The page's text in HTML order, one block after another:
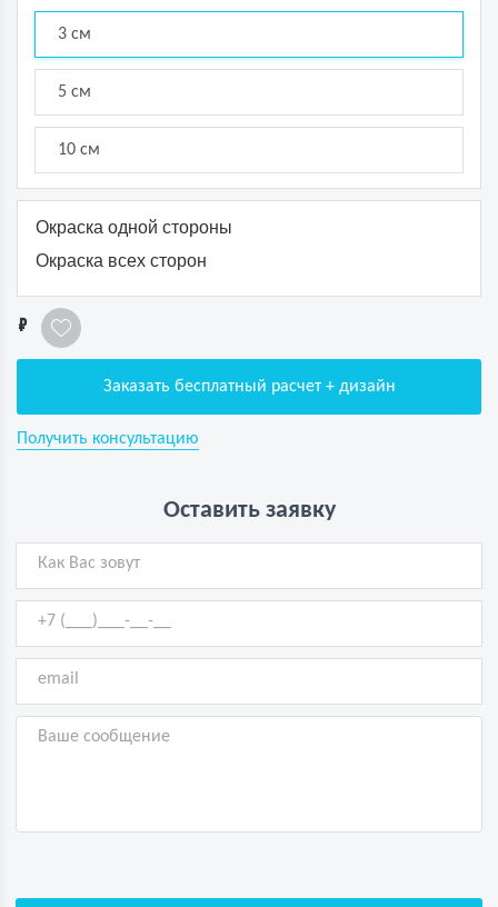
3 см
5 см
10 см
Окраска одной стороны
Окраска всех сторон
1
Заказать бесплатный расчет + дизайн
Получить консультацию
Оставить заявку